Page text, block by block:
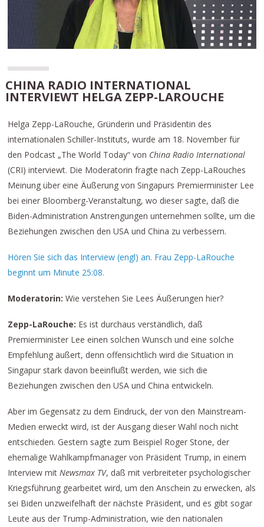
CHINA RADIO INTERNATIONAL
INTERVIEWT HELGA ZEPP-LAROUCHE
Helga Zepp-LaRouche, Gründerin und Präsidentin des
internationalen Schiller-Instituts, wurde am 18. November für
den Podcast „The World Today“ von China Radio International
(CRI) interviewt. Die Moderatorin fragte nach Zepp-LaRouches
Meinung über eine Äußerung von Singapurs Premierminister Lee
bei einer Bloomberg-Veranstaltung, wo dieser sagte, daß die
Biden-Administration Anstrengungen unternehmen sollte, um die
Beziehungen zwischen den USA und China zu verbessern.
Hören Sie sich das Interview (engl) an. Frau Zepp-LaRouche
beginnt um Minute 25:08.
Moderatorin: Wie verstehen Sie Lees Äußerungen hier?
Zepp-LaRouche: Es ist durchaus verständlich, daß
Premierminister Lee einen solchen Wunsch und eine solche
Empfehlung äußert, denn offensichtlich wird die Situation in
Singapur stark davon beeinflußt werden, wie sich die
Beziehungen zwischen den USA und China entwickeln.
Aber im Gegensatz zu dem Eindruck, der von den Mainstream-
Medien erweckt wird, ist der Ausgang dieser Wahl noch nicht
entschieden. Gestern sagte zum Beispiel Roger Stone, der
ehemalige Wahlkampfmanager von Präsident Trump, in einem
Interview mitNewsmax TV, daß mit verbreiteter psychologischer
Kriegsführung gearbeitet wird, um den Anschein zu erwecken, als
sei Biden unzweifelhaft der nächste Präsident, und es gibt sogar
Leute aus der Trump-Administration, wie den nationalen